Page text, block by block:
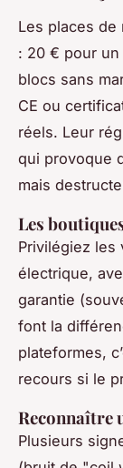
Les places de
: 20 € pour un
blocs sans
CE ou
réels. Leur
qui provoque
mais
Les
Privilégiez les
électrique,
garantie
font la
plateformes,
recours si le
Reconnaître
Plusieurs